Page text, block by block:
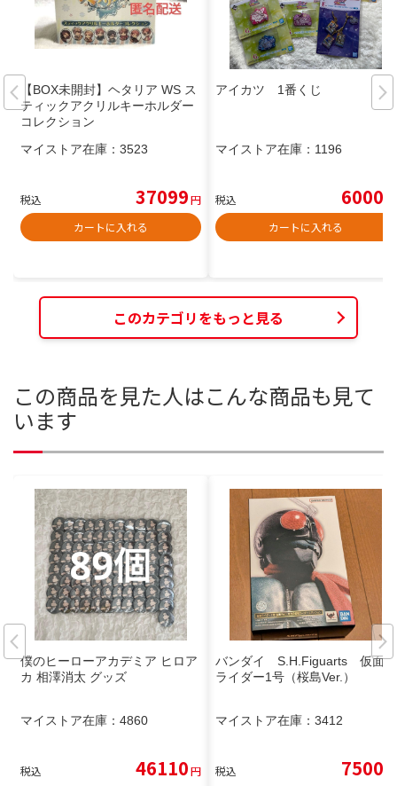
【BOX未開封】ヘタリア WS ス
ティックアクリルキーホルダー
コレクション
マイストア在庫： 3523
税込 37099円
カートに入れる
アイカツ 1番くじ
マイストア在庫： 1196
税込 6000
カートに入れる
このカテゴリをもっと見る
この商品を見た人はこんな商品も見て
います
僕のヒーローアカデミア ヒロア
カ 相澤消太 グッズ
マイストア在庫： 4860
税込 46110円
バンダイ S.H.Figuarts 仮面
ライダー1号（桜島Ver.）
マイストア在庫： 3412
税込 7500